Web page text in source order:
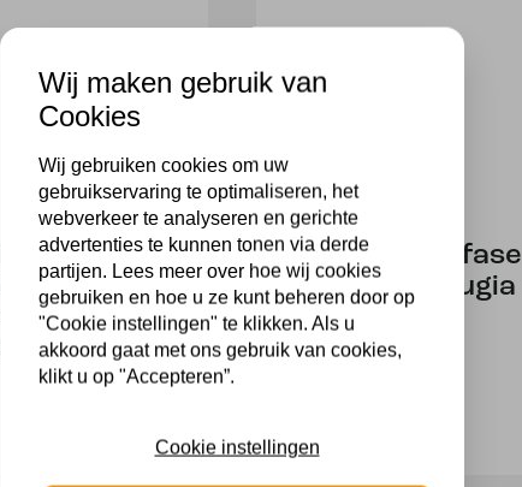
1-fase
Trend
– 35mm
Highlight 1-fase
pendel Perugia
brons
59,00
Wij maken gebruik van
Cookies
Wij gebruiken cookies om uw
gebruikservaring te optimaliseren, het
webverkeer te analyseren en gerichte
advertenties te kunnen tonen via derde
partijen. Lees meer over hoe wij cookies
gebruiken en hoe u ze kunt beheren door op
"Cookie instellingen" te klikken. Als u
akkoord gaat met ons gebruik van cookies,
klikt u op "Accepteren”.
Cookie instellingen